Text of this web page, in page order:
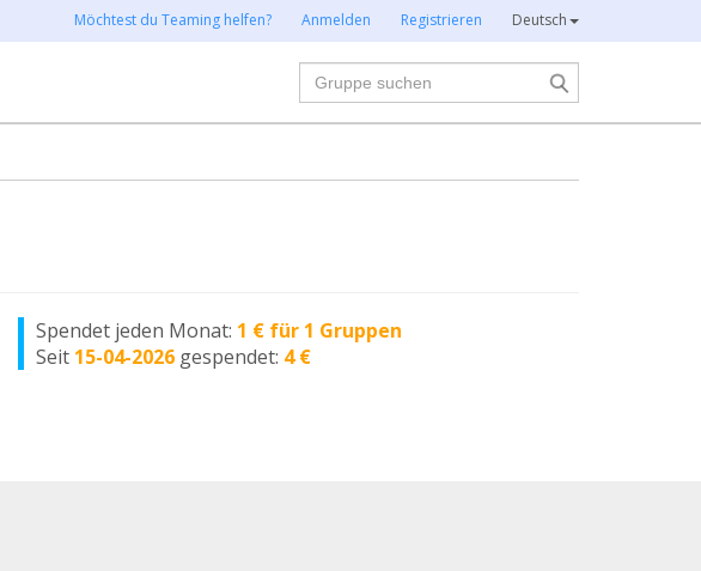
Möchtest du Teaming helfen? Anmelden Registrieren Deutsch
Suche
Spendet jeden Monat: 1 € für 1 Gruppen
Seit 15-04-2026 gespendet: 4 €